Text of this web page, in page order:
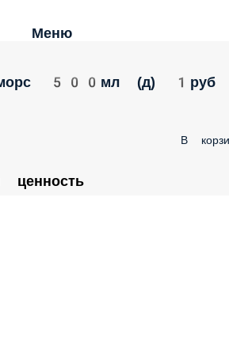
Меню
морс 500мл (д) 1руб
В
ценность